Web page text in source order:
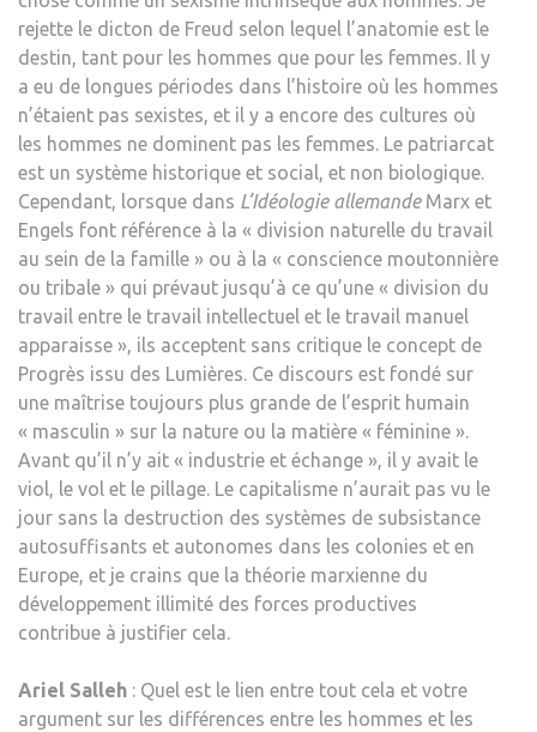
rejette le dicton de Freud selon lequel l’anatomie est le
destin, tant pour les hommes que pour les femmes. Il y
a eu de longues périodes dans l’histoire où les hommes
n’étaient pas sexistes, et il y a encore des cultures où
les hommes ne dominent pas les femmes. Le patriarcat
est un système historique et social, et non biologique.
Cependant, lorsque dans L’Idéologie allemandeMarx et
Engels font référence à la « division naturelle du travail
au sein de la famille » ou à la « conscience moutonnière
ou tribale » qui prévaut jusqu’à ce qu’une « division du
travail entre le travail intellectuel et le travail manuel
apparaisse », ils acceptent sans critique le concept de
Progrès issu des Lumières. Ce discours est fondé sur
une maîtrise toujours plus grande de l’esprit humain
« masculin » sur la nature ou la matière « féminine ».
Avant qu’il n’y ait « industrie et échange », il y avait le
viol, le vol et le pillage. Le capitalisme n’aurait pas vu le
jour sans la destruction des systèmes de subsistance
autosuffisants et autonomes dans les colonies et en
Europe, et je crains que la théorie marxienne du
développement illimité des forces productives
contribue à justifier cela.
Ariel Salleh : Quel est le lien entre tout cela et votre
argument sur les différences entre les hommes et les